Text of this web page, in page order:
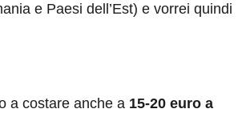
e Paesi dell’Est) e vorrei quindi
a costare anche a 15-20 euro a